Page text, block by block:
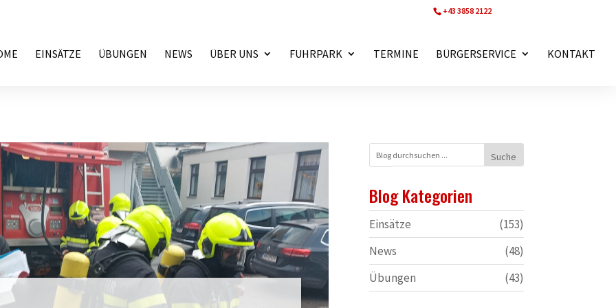
+43 3858 2122
EINSÄTZE ÜBUNGEN NEWS ÜBER UNS FUHRPARK TERMINE BÜRGERSERVICE KONTAKT
Blog Kategorien
Einsätze
(153)
News
(48)
Übungen
(43)